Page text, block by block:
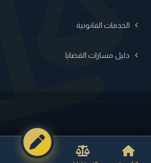
الخدمات القانونية
دليل مسارات القضايا
جميع الحقوق محفوظة © عدلية 2026